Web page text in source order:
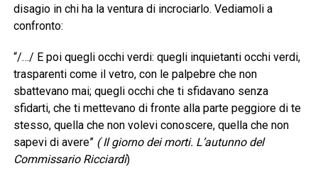
disagio in chi ha la ventura di incrociarlo. Vediamoli a
confronto:
“/…/ E poi quegli occhi verdi: quegli inquietanti occhi verdi,
trasparenti come il vetro, con le palpebre che non
sbattevano mai; quegli occhi che ti sfidavano senza
sfidarti, che ti mettevano di fronte alla parte peggiore di te
stesso, quella che non volevi conoscere, quella che non
sapevi di avere” ( Il giorno dei morti. L’autunno del
Commissario Ricciardi)